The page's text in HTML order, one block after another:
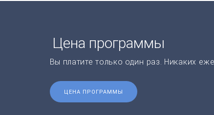
Цена программы
Вы платите только один раз. Никаких
ЦЕНА ПРОГРАММЫ